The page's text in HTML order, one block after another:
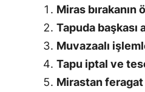
Miras bırakanın
Tapuda başkası
Muvazaalı
Tapu iptal ve
Mirastan